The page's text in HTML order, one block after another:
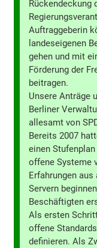
Rückendeckung
Auftraggeberin
landeseigenen
gehen und mit
Förderung der
beitragen.
Unsere Anträge
Berliner
allesamt von
Bereits 2007
einen
offene Systeme
Erfahrungen
Servern
Beschäftigten
Als ersten
offene
definieren. Als